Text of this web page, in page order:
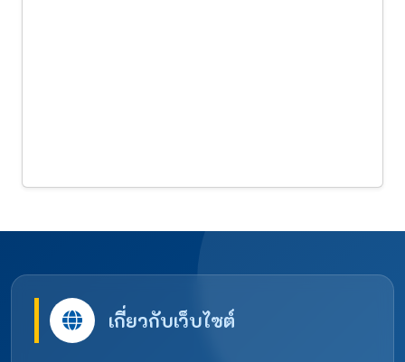
เกี่ยวกับเว็บไซต์